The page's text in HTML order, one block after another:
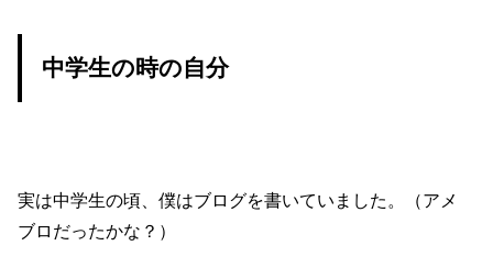
中学生の時の自分
実は中学生の頃、僕はブログを書いていました。（アメ
ブロだったかな？）